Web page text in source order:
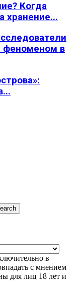
Когда
хранение...
феноменом в
в
с мнением
для лиц 18 лет и